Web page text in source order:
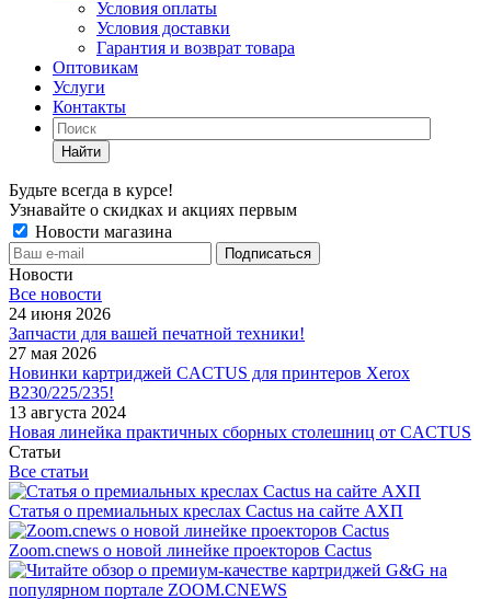
Условия оплаты
Условия доставки
Гарантия и возврат товара
Оптовикам
Услуги
Контакты
Найти
Будьте всегда в курсе!
Узнавайте о скидках и акциях первым
Новости магазина
Новости
Все новости
24 июня 2026
Запчасти для вашей печатной техники!
27 мая 2026
Новинки картриджей CACTUS для принтеров Xerox
B230/225/235!
13 августа 2024
Новая линейка практичных сборных столешниц от CACTUS
Статьи
Все статьи
Статья о премиальных креслах Cactus на сайте АХП
Zoom.cnews о новой линейке проекторов Cactus